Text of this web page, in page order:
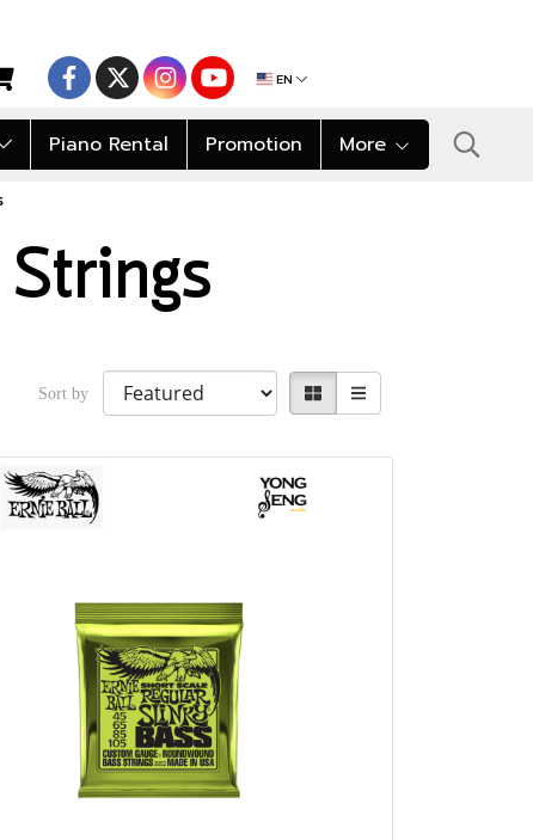
EN
Piano Rental Promotion More
Sort by